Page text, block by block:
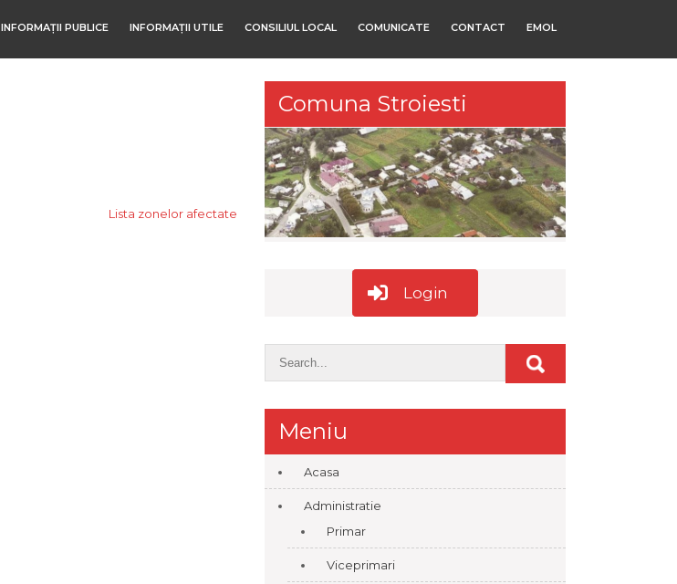
INFORMAȚII PUBLICE INFORMAȚII UTILE CONSILIUL LOCAL COMUNICATE CONTACT EMOL
Lista zonelor afectate
Comuna Stroiesti
Login
Meniu
Acasa
Administratie
Primar
Viceprimari